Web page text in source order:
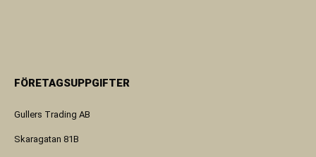
FÖRETAGSUPPGIFTER
Gullers Trading AB
Skaragatan 81B